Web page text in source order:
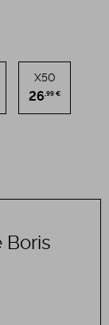
Boris
X50
26 ,99 €